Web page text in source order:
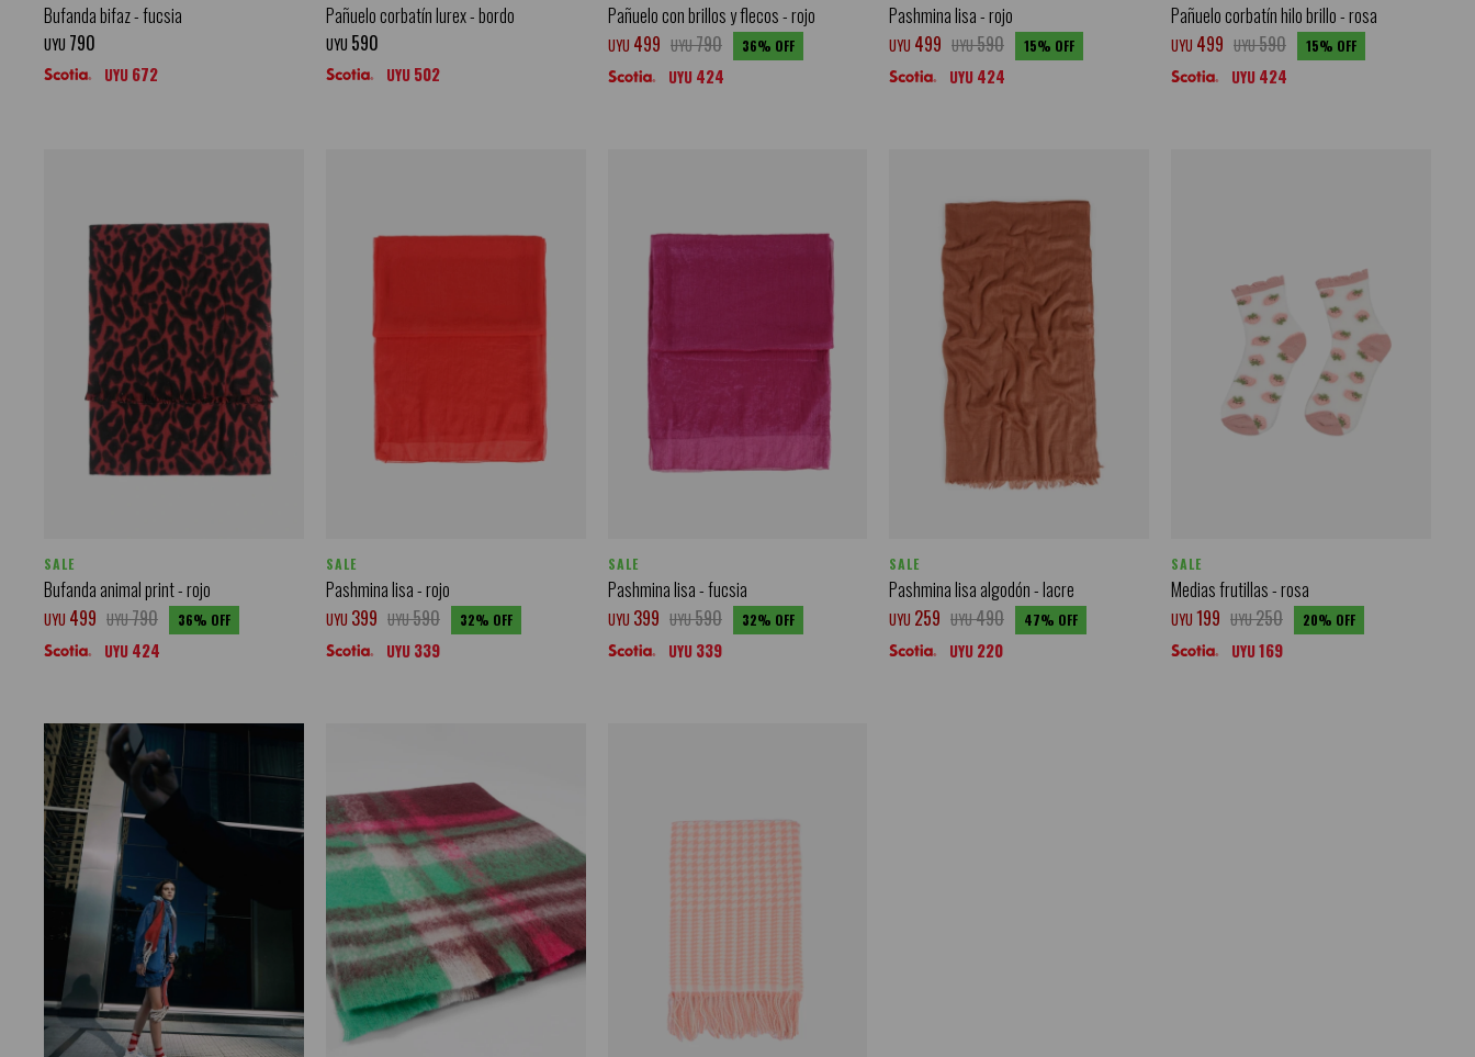
Bufanda bifaz - fucsia
UYU 790
UYU 672
Pañuelo corbatín lurex - bordo
UYU 590
UYU 502
Pañuelo con brillos y flecos - rojo
UYU 499 UYU790 36
UYU 424
Pashmina lisa - rojo
UYU 499 UYU590 15
UYU 424
Pañuelo corbatín hilo brillo - rosa
UYU 499 UYU590 15
UYU 424
SALE
Bufanda animal print - rojo
UYU 499 UYU790 36
UYU 424
SALE
Pashmina lisa - rojo
UYU 399 UYU590 32
UYU 339
SALE
Pashmina lisa - fucsia
UYU 399 UYU590 32
UYU 339
SALE
Pashmina lisa algodón - lacre
UYU 259 UYU490 47
UYU 220
SALE
Medias frutillas - rosa
UYU 199 UYU250 20
UYU169